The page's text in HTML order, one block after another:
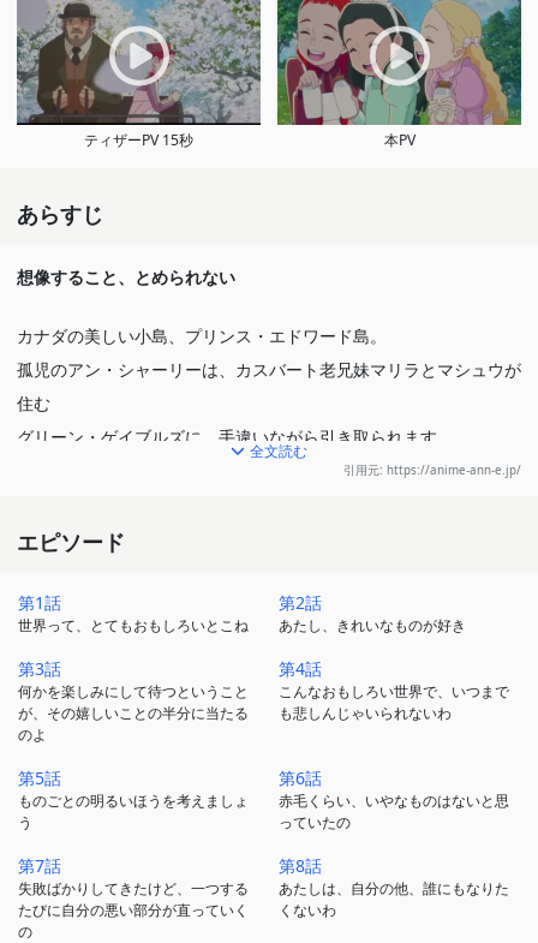
ティザーPV 15秒 本PV
あらすじ
想像すること、とめられない
カナダの美しい小島、プリンス・エドワード島。
孤児のアン・シャーリーは、カスバート老兄妹マリラとマシュウが
住む
グリーン・ゲイブルズに、手違いながら引き取られます。
二人は戸惑いつつも、アンの想像力に和まされながら、
常にライバル視することになるギルバート・ブライスや
そしてクラスメイトや先生、村の人たちと触れ合うなかで、
少女だったアンも成長していきます。
「赤毛のアン」を知る人も、知らない人も、
すべての人たちへ
いま蘇る、少女から女性へと成長していく、
世界中が愛したアン・シャーリーの物語。
まっすぐ純粋な心で、想像することをとめられないアンを、
きっとすべての人たちが大好きになる。
全文読む
引用元: https://anime-ann-e.jp/
エピソード
第1話
世界って、とてもおもしろいとこね
第2話
あたし、きれいなものが好き
第3話
何かを楽しみにして待つということ
が、その嬉しいことの半分に当たる
のよ
第4話
こんなおもしろい世界で、いつまで
も悲しんじゃいられないわ
第5話
ものごとの明るいほうを考えましょ
う
第6話
赤毛くらい、いやなものはないと思
っていたの
第7話
失敗ばかりしてきたけど、一つする
たびに自分の悪い部分が直っていく
の
第8話
あたしは、自分の他、誰にもなりた
くないわ